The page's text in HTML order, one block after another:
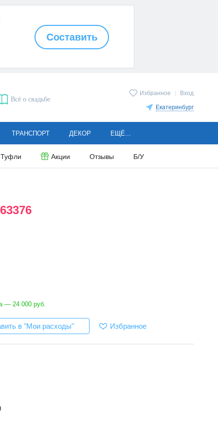
Избранное Вход
Екатеринбург
Всё о свадьбе
Туфли Акции Отзывы Б/У
ТРАНСПОРТ ДЕКОР ЕЩЁ...
— 24 000 руб.
в "Мои расходы" Избранное